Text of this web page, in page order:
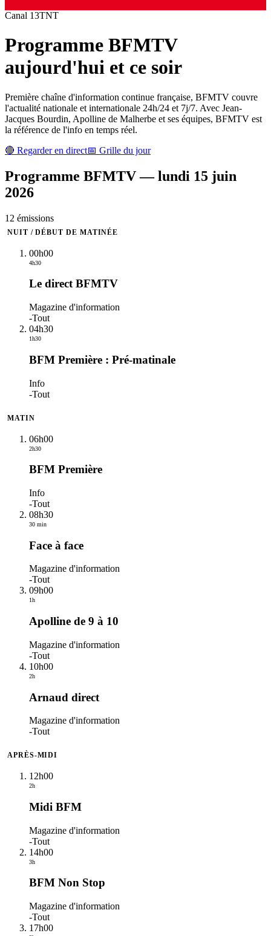
Canal 13TNT
Programme BFMTV
aujourd'hui et ce soir
Première chaîne d'information continue française, BFMTV couvre
l'actualité nationale et internationale 24h/24 et 7j/7. Avec Jean-
Jacques Bourdin, Apolline de Malherbe et ses équipes, BFMTV est
la référence de l'info en temps réel.
🔴 Regarder en direct📅 Grille du jour
Programme BFMTV—lundi 15 juin
2026
12 émissions
NUIT / DÉBUT DE MATINÉE
00h00
4h30
Le direct BFMTV
Magazine d'information
-Tout
04h30
1h30
BFM Première : Pré-matinale
Info
-Tout
MATIN
06h00
2h30
BFM Première
Info
-Tout
08h30
30 min
Face à face
Magazine d'information
-Tout
09h00
1h
Apolline de 9 à 10
Magazine d'information
-Tout
10h00
2h
Arnaud direct
Magazine d'information
-Tout
APRÈS-MIDI
12h00
2h
Midi BFM
Magazine d'information
-Tout
14h00
3h
BFM Non Stop
Magazine d'information
-Tout
17h00